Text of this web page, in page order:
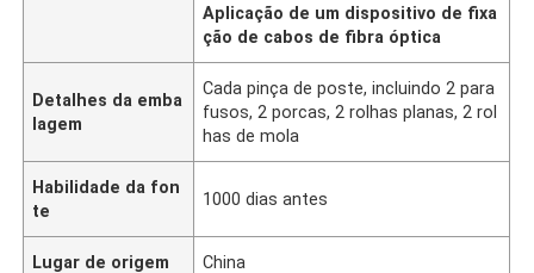
Aplicação de um dispositivo de fixa
ção de cabos de fibra óptica
Detalhes da emba
lagem
Cada pinça de poste, incluindo 2 para
fusos, 2 porcas, 2 rolhas planas, 2 rol
has de mola
Habilidade da fon
te
1000 dias antes
Lugar de origem China